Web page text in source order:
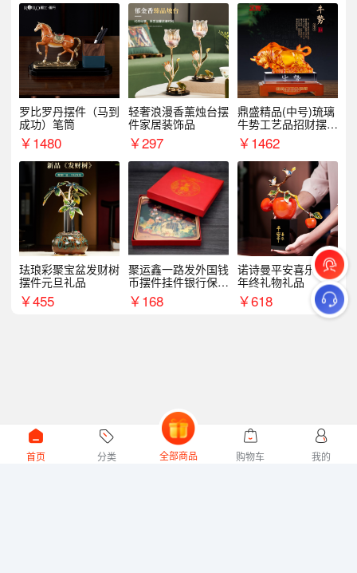
罗比罗丹摆件（马到
成功）笔筒
￥1480
轻奢浪漫香薰烛台摆
件家居装饰品
￥297
鼎盛精品(中号)琉璃
牛势工艺品招财摆件
银行企业商务上市礼
品
￥1462
珐琅彩聚宝盆发财树
摆件元旦礼品
￥455
聚运鑫一路发外国钱
币摆件挂件银行保险
商务礼
￥168
诺诗曼平安喜乐摆件
年终礼物礼品
￥618
首页 分类 全部商品 购物车 我的